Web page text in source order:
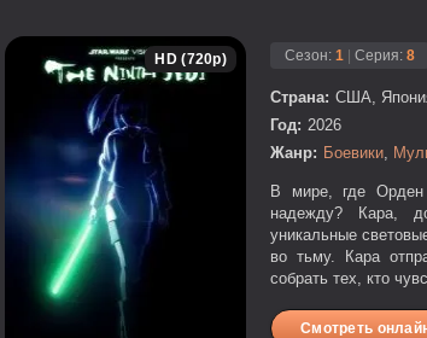
HD (720p) Сезон: 1 Серия: 8
Страна: США,
Год: 2026
Жанр: Боевики,
В мире, где Орден
надежду? Кара,
уникальные
во тьму. Кара
собрать тех, кто
Смотреть